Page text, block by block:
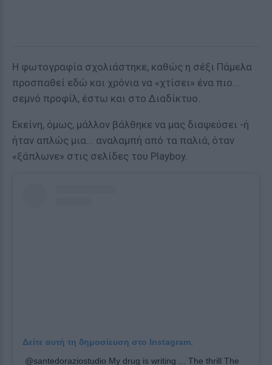
Η φωτογραφία σχολιάστηκε, καθώς η σέξι Πάμελα
προσπαθεί εδώ και χρόνια να «χτίσει» ένα πιο...
σεμνό προφίλ, έστω και στο Διαδίκτυο.
Εκείνη, όμως, μάλλον βάλθηκε να μας διαψεύσει -ή
ήταν απλώς μια... αναλαμπή από τα παλιά, όταν
«ξάπλωνε» στις σελίδες του Playboy.
Δείτε αυτή τη δημοσίευση στο Instagram.
@santedoraziostudio My drug is writing ... The thrill The